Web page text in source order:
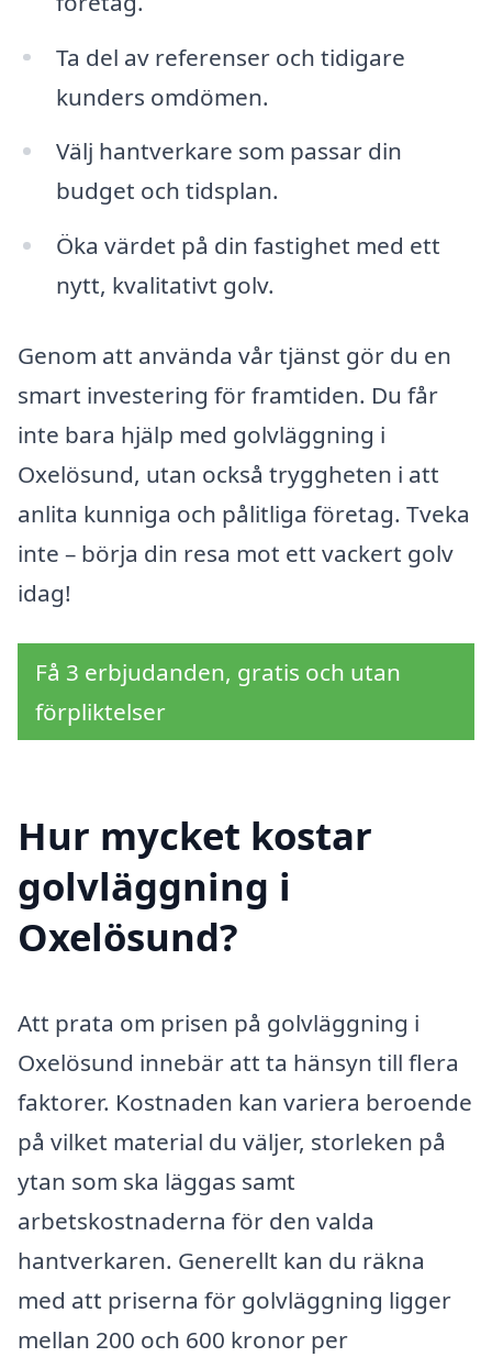
Ta del av referenser och tidigare
kunders omdömen.
Välj hantverkare som passar din
budget och tidsplan.
Öka värdet på din fastighet med ett
nytt, kvalitativt golv.
Genom att använda vår tjänst gör du en
smart investering för framtiden. Du får
inte bara hjälp med golvläggning i
Oxelösund, utan också tryggheten i att
anlita kunniga och pålitliga företag. Tveka
inte – börja din resa mot ett vackert golv
idag!
Få 3 erbjudanden, gratis och utan
förpliktelser
Hur mycket kostar
golvläggning i
Oxelösund?
Att prata om prisen på golvläggning i
Oxelösund innebär att ta hänsyn till flera
faktorer. Kostnaden kan variera beroende
på vilket material du väljer, storleken på
ytan som ska läggas samt
arbetskostnaderna för den valda
hantverkaren. Generellt kan du räkna
med att priserna för golvläggning ligger
mellan 200 och 600 kronor per